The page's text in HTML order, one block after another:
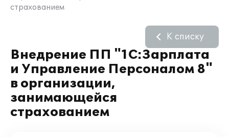
страхованием
Внедрение ПП "1С:Зарплата
и Управление Персоналом 8"
в организации,
занимающейся
страхованием
К списку